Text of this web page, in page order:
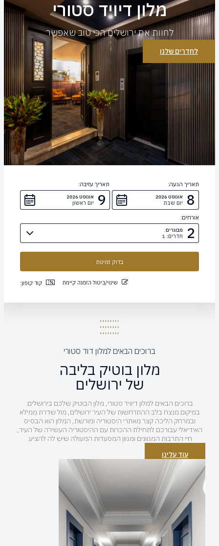
מלון דיויד סטורי
לחוות את ירושלים הכי טוב שאפשר
לחדרים שלנו
תאריך הגעה:
8 אוגוסט 2026
יום שבת
תאריך עזיבה:
9 אוגוסט 2026
יום ראשון
אורחים:
2 מבוגרים:
חדרים: 1
קוד קופון: שינוי/ביטול הזמנה קיימת
ברוכים הבאים למלון דוד סטורי
מלון בוטיק בליבה
של ירושלים
ברוכים הבאים למלון דיוויד סטורי, מלון הבוטיק שלכם בירושלים.
במיקום מנצח בלב ההתרחשות של העיר ירושלים, מול שדרת ממילא
ובמרחק הליכה קצר מאתרי היסטוריה ומורשת, המלון הוא הבסיס
האידיאלי עבורכם לתחילת ההכרות עם ההיסטוריה העשירה של העיר,
חיי התרבות המגוונים ומגוון המסעדות המעולה שיש לה להציע.
עוד עלינו